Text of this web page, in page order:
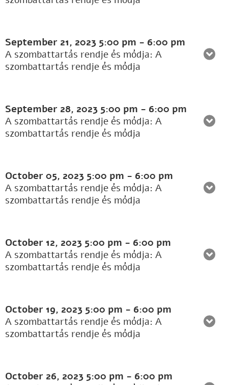
September 21, 2023 5:00 pm - 6:00 pm
A szombattartás rendje és módja: A
szombattartás rendje és módja
September 28, 2023 5:00 pm - 6:00 pm
A szombattartás rendje és módja: A
szombattartás rendje és módja
October 05, 2023 5:00 pm - 6:00 pm
A szombattartás rendje és módja: A
szombattartás rendje és módja
October 12, 2023 5:00 pm - 6:00 pm
A szombattartás rendje és módja: A
szombattartás rendje és módja
October 19, 2023 5:00 pm - 6:00 pm
A szombattartás rendje és módja: A
szombattartás rendje és módja
October 26, 2023 5:00 pm - 6:00 pm